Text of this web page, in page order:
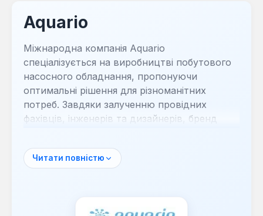
Aquario
Міжнародна компанія Aquario
спеціалізується на виробництві побутового
насосного обладнання, пропонуючи
оптимальні рішення для різноманітних
потреб. Завдяки залученню провідних
фахівців, інженерів та дизайнерів, бренд
асортимент продукції.
Основний напрямок діяльності Aquario
дренажних та фекальних моделей.
Обладнання для їх виготовлення
Читати повністю